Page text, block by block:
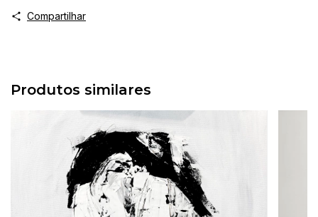
Compartilhar
Produtos similares